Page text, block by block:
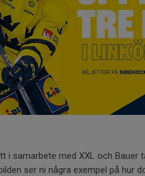
i samarbete med XXL och Bauer
ser ni några exempel på hur